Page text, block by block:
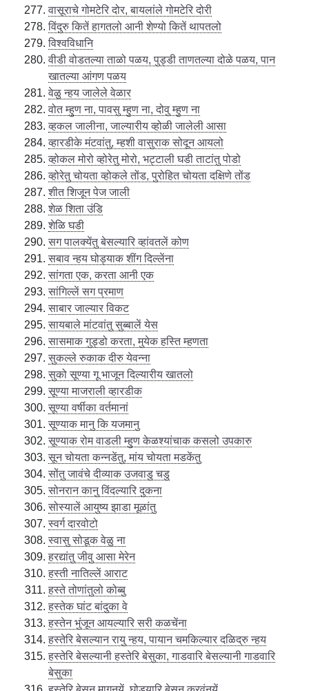
वासूराचे गोमटेरि दोर, बायलांले गोमटेरि दोरी
विंदुरु कितें हागतलो आनी शेण्यो कितें थापतलो
विश्वविधानि
वीडी वोडतल्या ताळो पळय, पुड्डी ताणतल्या दोळे पळय, पान
खातल्या आंगण पळय
वेळु न्हय जालेले वेळार
वोत म्हुण ना, पावसु म्हुण ना, दोवु म्हुण ना
व्हकल जालीना, जाल्यारीय व्होळी जालेली आसा
व्हारडीके मंटवांतु, म्हशी वासुराक सोदून आयलो
व्होकल मोरो व्होरेतु मोरो, भट्टाली घडी ताटांतु पोडो
व्होरेतु चोयता व्होकले तोंड, पुरोहित चोयता दक्षिणे तोंड
शीत शिजून पेज जाली
शेळ शिता उंडि
शेळि घडी
सग पालक्येंतु बेसल्यारि व्हांवतलें कोण
सबाव न्हय घोड्याक शींग दिल्लेंना
सांगता एक, करता आनी एक
सांगिल्लें सग प्रमाण
साबार जाल्यार विकट
सायबाले मांटवांतु सुब्बालें येस
सासमाक गुड्डो करता, मुयेक हस्ति म्हणता
सुकल्ले रुकाक दीरु येवन्ना
सुको सूण्या गू भाजून दिल्यारीय खातलो
सूण्या माजराली व्हारडीक
सूण्या वर्षीका वर्तमानां
सूण्याक मानु कि यजमानु
सूण्याक रोम वाडली म्हुण केळश्यांचाक कसलो उपकारु
सून चोयता कन्नडेंतु, मांय चोयता मडकेंतु
सोंतु जावंचे दीव्याक उजवाडु चडु
सोनरान कानु विंदल्यारि दुकना
सोस्यालें आयुष्य झाडा मूळांतु
स्वर्ग दारवोटो
स्वासु सोडूक वेळु ना
हरद्यांतु जीवु आसा मेरेन
हस्ती नातिल्लें आराट
हस्ते तोणांतुलो कोब्बु
हस्तेक घांट बांदुका वे
हस्तेन भुंजून आयल्यारि सरी कळचेंना
हस्तेरि बेसल्यान रायु न्हय, पायान चमकिल्यार दळिद्रु न्हय
हस्तेरि बेसल्यानी हस्तेरि बेसुका, गाडवारि बेसल्यानी गाडवारि
बेसुका